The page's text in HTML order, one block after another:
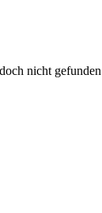
nicht